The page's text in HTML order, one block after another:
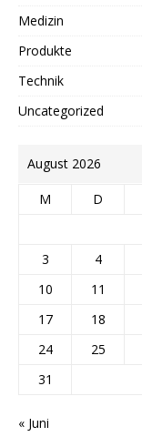
Medizin
Produkte
Technik
Uncategorized
August 2026
M D
3
4
10
11
17
18
24
25
31
« Juni